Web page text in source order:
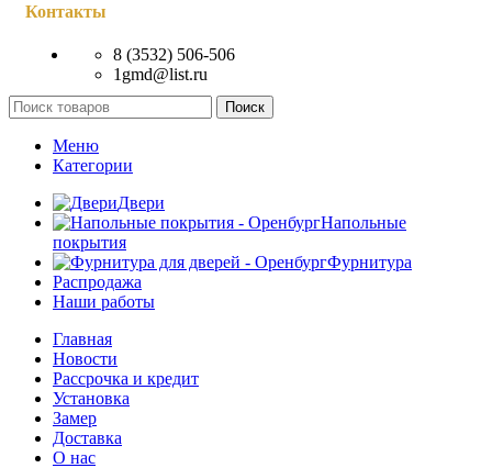
Контакты
8 (3532) 506-506
1gmd@list.ru
Поиск
Меню
Категории
Двери
Напольные
покрытия
Фурнитура
Распродажа
Наши работы
Главная
Новости
Рассрочка и кредит
Установка
Замер
Доставка
О нас